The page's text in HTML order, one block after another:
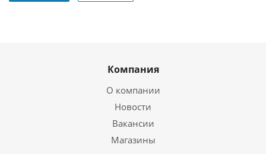
Компания
О компании
Новости
Вакансии
Магазины